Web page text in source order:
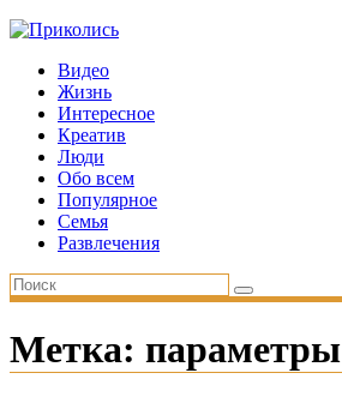
Видео
Жизнь
Интересное
Креатив
Люди
Обо всем
Популярное
Семья
Развлечения
Метка: параметры